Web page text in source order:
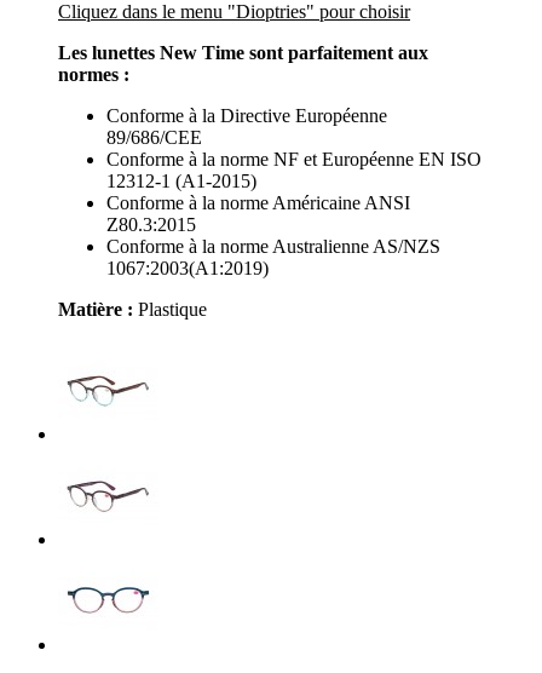
Cliquez dans le menu "Dioptries" pour choisir
Les lunettes New Time sont parfaitement aux
normes :
Conforme à la Directive Européenne
89/686/CEE
Conforme à la norme NF et Européenne EN ISO
12312-1 (A1-2015)
Conforme à la norme Américaine ANSI
Z80.3:2015
Conforme à la norme Australienne AS/NZS
1067:2003(A1:2019)
Matière : Plastique